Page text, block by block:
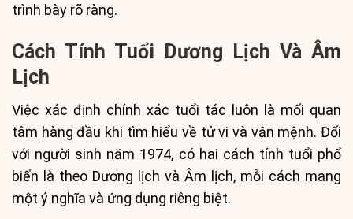
trình bày rõ ràng.
Cách Tính Tuổi Dương Lịch Và Âm
Lịch
Việc xác định chính xác tuổi tác luôn là mối quan
tâm hàng đầu khi tìm hiểu về tử vi và vận mệnh. Đối
với người sinh năm 1974, có hai cách tính tuổi phổ
biến là theo Dương lịch và Âm lịch, mỗi cách mang
một ý nghĩa và ứng dụng riêng biệt.